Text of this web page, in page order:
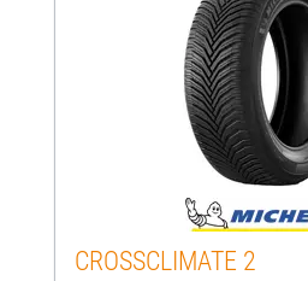
CROSSCLIMATE 2